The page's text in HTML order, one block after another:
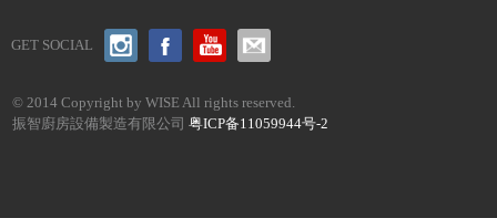
GET SOCIAL
© 2014 Copyright by WISE All rights reserved.
振智廚房設備製造有限公司 粤ICP备11059944号-2